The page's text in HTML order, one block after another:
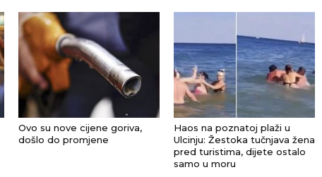
Ovo su nove cijene goriva,
došlo do promjene
Haos na poznatoj plaži u
Ulcinju: Žestoka tučnjava žena
pred turistima, dijete ostalo
samo u moru